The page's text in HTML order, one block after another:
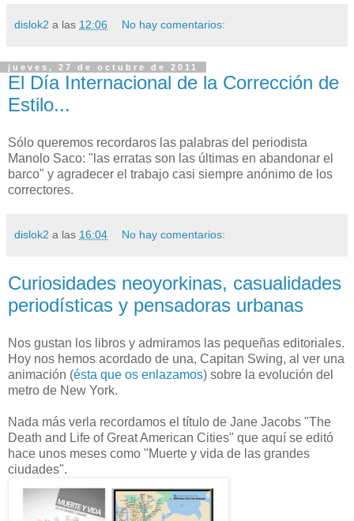
dislok2 a las 12:06 No hay comentarios:
jueves, 27 de octubre de 2011
El Día Internacional de la Corrección de
Estilo...
Sólo queremos recordaros las palabras del periodista
Manolo Saco: "las erratas son las últimas en abandonar el
barco" y agradecer el trabajo casi siempre anónimo de los
correctores.
dislok2 a las 16:04 No hay comentarios:
Curiosidades neoyorkinas, casualidades
periodísticas y pensadoras urbanas
Nos gustan los libros y admiramos las pequeñas editoriales.
Hoy nos hemos acordado de una, Capitan Swing, al ver una
animación (ésta que os enlazamos) sobre la evolución del
metro de New York.
Nada más verla recordamos el título de Jane Jacobs "The
Death and Life of Great American Cities" que aquí se editó
hace unos meses como "Muerte y vida de las grandes
ciudades".